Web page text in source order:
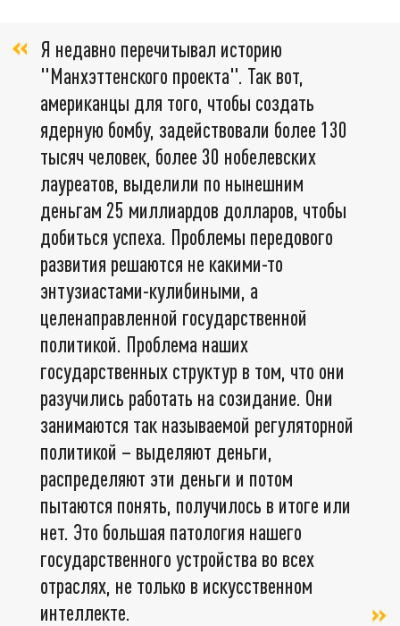
Я недавно перечитывал историю
"Манхэттенского проекта". Так вот,
американцы для того, чтобы создать
ядерную бомбу, задействовали более 130
тысяч человек, более 30 нобелевских
лауреатов, выделили по нынешним
деньгам 25 миллиардов долларов, чтобы
добиться успеха. Проблемы передового
развития решаются не какими-то
энтузиастами-кулибиными, а
целенаправленной государственной
политикой. Проблема наших
государственных структур в том, что они
разучились работать на созидание. Они
занимаются так называемой регуляторной
политикой – выделяют деньги,
распределяют эти деньги и потом
пытаются понять, получилось в итоге или
нет. Это большая патология нашего
государственного устройства во всех
отраслях, не только в искусственном
интеллекте.